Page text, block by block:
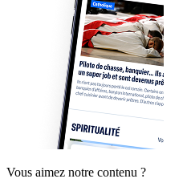
Vous aimez notre contenu ?